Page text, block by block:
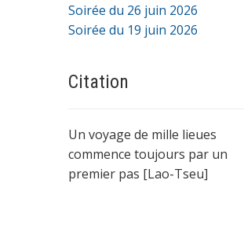
Soirée du 26 juin 2026
Soirée du 19 juin 2026
Citation
Un voyage de mille lieues
commence toujours par un
premier pas [Lao-Tseu]